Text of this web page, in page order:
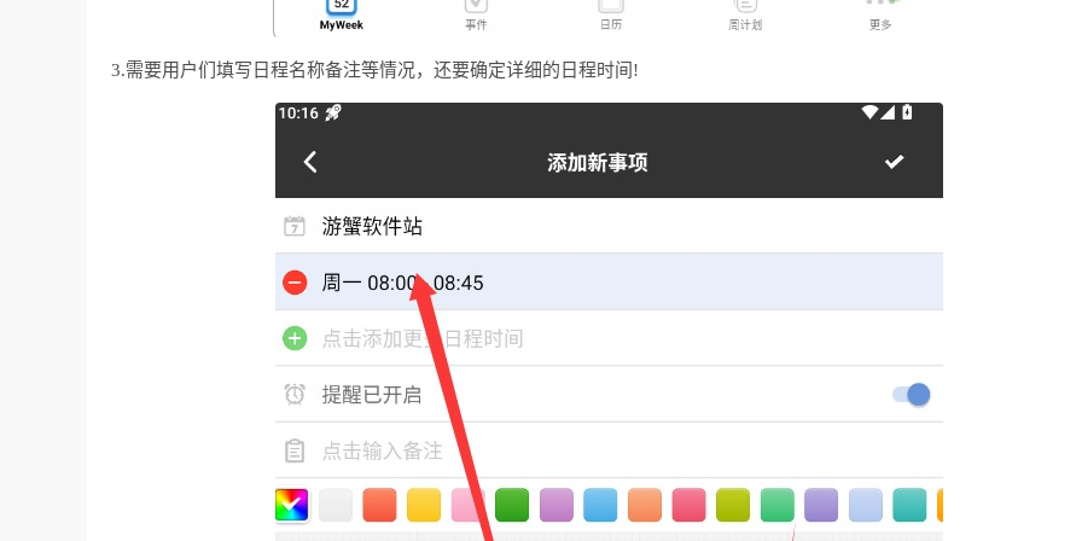
3.需要用户们填写日程名称备注等情况，还要确定详细的日程时间!